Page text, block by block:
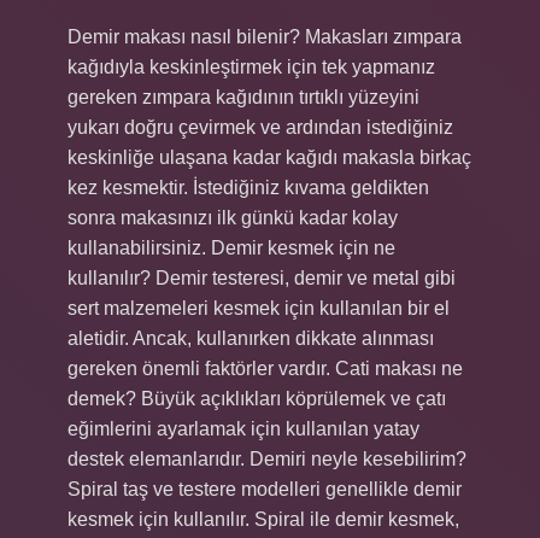
Demir makası nasıl bilenir? Makasları zımpara
kağıdıyla keskinleştirmek için tek yapmanız
gereken zımpara kağıdının tırtıklı yüzeyini
yukarı doğru çevirmek ve ardından istediğiniz
keskinliğe ulaşana kadar kağıdı makasla birkaç
kez kesmektir. İstediğiniz kıvama geldikten
sonra makasınızı ilk günkü kadar kolay
kullanabilirsiniz. Demir kesmek için ne
kullanılır? Demir testeresi, demir ve metal gibi
sert malzemeleri kesmek için kullanılan bir el
aletidir. Ancak, kullanırken dikkate alınması
gereken önemli faktörler vardır. Cati makası ne
demek? Büyük açıklıkları köprülemek ve çatı
eğimlerini ayarlamak için kullanılan yatay
destek elemanlarıdır. Demiri neyle kesebilirim?
Spiral taş ve testere modelleri genellikle demir
kesmek için kullanılır. Spiral ile demir kesmek,